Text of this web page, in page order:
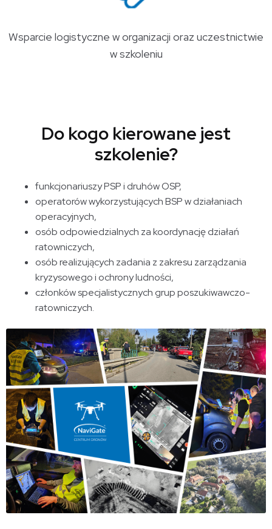
Wsparcie logistyczne w organizacji oraz uczestnictwie
w szkoleniu
Do kogo kierowane jest
szkolenie?
funkcjonariuszy PSP i druhów OSP,
operatorów wykorzystujących BSP w działaniach
operacyjnych,
osób odpowiedzialnych za koordynację działań
ratowniczych,
osób realizujących zadania z zakresu zarządzania
kryzysowego i ochrony ludności,
członków specjalistycznych grup poszukiwawczo-
ratowniczych.